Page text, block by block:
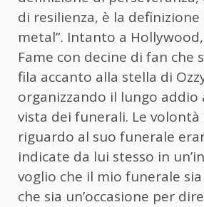
di resilienza, è la definizione
metal”. Intanto a
Fame con decine di fan che
fila accanto alla stella di
organizzando il lungo addio
vista dei funerali. Le volontà
riguardo al suo funerale
indicate da lui stesso in
voglio che il mio funerale
che sia un’occasione per